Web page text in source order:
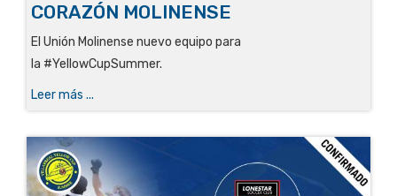
CORAZÓN MOLINENSE
El Unión Molinense nuevo equipo para
la #YellowCupSummer.
Leer más ...